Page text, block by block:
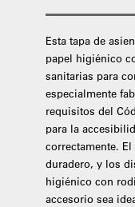
Esta tapa de
papel higiénico
sanitarias para
especialmente
requisitos del
para la
correctamente.
duradero, y los
higiénico con
accesorio sea